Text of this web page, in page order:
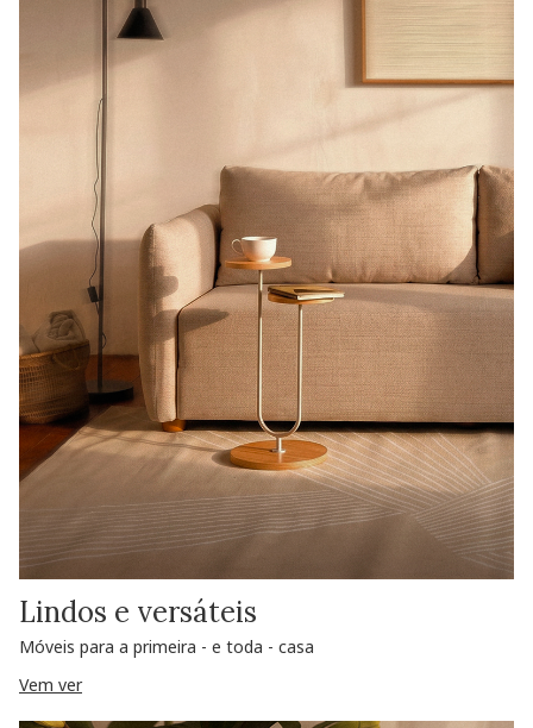
Lindos e versáteis
Móveis para a primeira - e toda - casa
Vem ver